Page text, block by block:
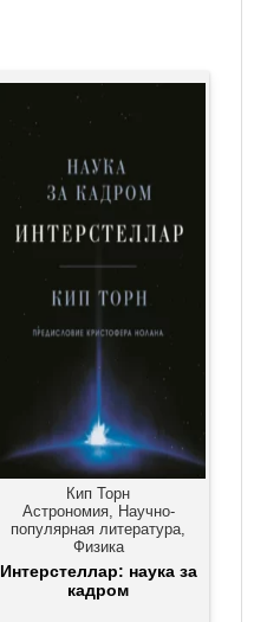
Кип Торн
Астрономия, Научно-
популярная литература,
Физика
Интерстеллар: наука за
кадром